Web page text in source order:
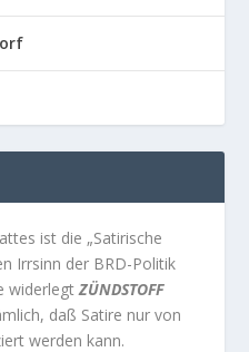
ist die „Satirische
Irrsinn der BRD-Politik
widerlegtZÜNDSTOFF
daß Satire nur von
werden kann.